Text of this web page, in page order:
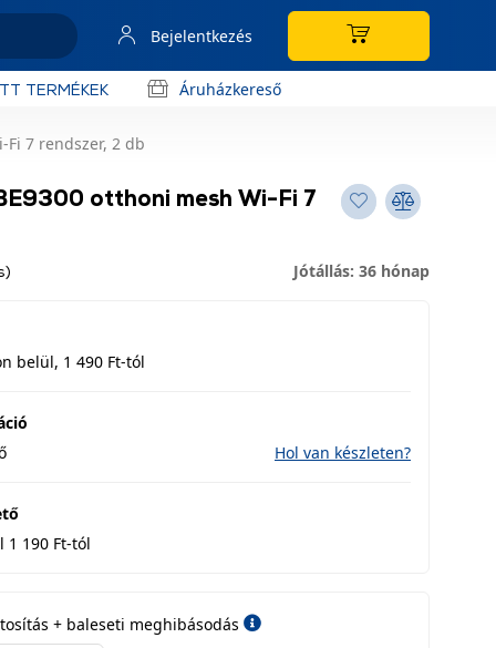
Bejelentkezés
TERMÉKEK Áruházkereső
Fi 7 rendszer, 2 db
otthoni mesh Wi-Fi 7
Jótállás: 36 hónap
belül, 1 490 Ft-tól
Hol van készleten?
1 190 Ft-tól
+ baleseti meghibásodás